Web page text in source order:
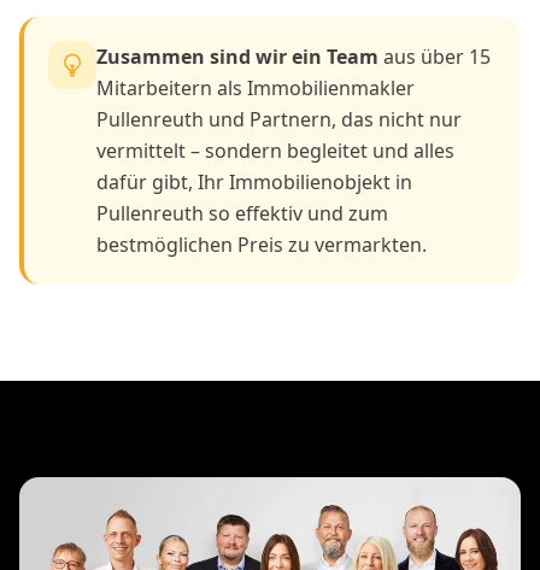
Zusammen sind wir ein Team aus über 15
Mitarbeitern als Immobilienmakler
Pullenreuth und Partnern, das nicht nur
vermittelt – sondern begleitet und alles
dafür gibt, Ihr Immobilienobjekt in
Pullenreuth so effektiv und zum
bestmöglichen Preis zu vermarkten.